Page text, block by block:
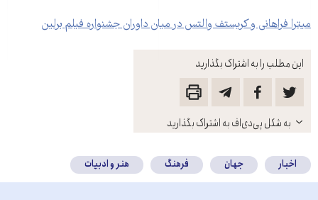
این مطلب را به اشتراک بگذارید
باز
کنید
به شکل پی‌دی‌اف به اشتراک بگذارید
میترا فراهانی و کریستف والتس در میان داوران جشنواره فیلم برلین
اخبار جهان فرهنگ هنر و ادبیات